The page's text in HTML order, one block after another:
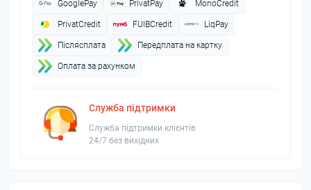
GooglePay PrivatPay MonoCredit
PrivatCredit FUIBCredit LiqPay
Пiслясплата Передплата на картку
Оплата за рахунком
Служба підтримки
Служба підтримки клієнтів
24/7 без вихідних